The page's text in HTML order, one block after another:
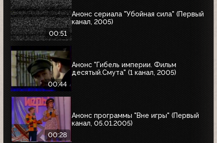
00:51
Анонс сериала "Убойная сила" (Первый
канал, 2005)
00:44
Анонс "Гибель империи. Фильм
десятый.Смута" (1 канал, 2005)
00:28
Анонс программы "Вне игры" (Первый
канал, 05.01.2005)